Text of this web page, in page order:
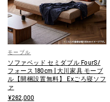
モーブル
ソファベッド セミダブル FourS/
フォース 180cm | 大川家具 モーブ
ル【開梱設置無料】 Exごろ寝ソフ
ァ
¥262,000